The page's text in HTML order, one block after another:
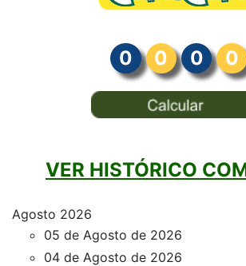
0 0 0 0
VER HISTÓRICO
Agosto 2026
05 de Agosto de 2026
04 de Agosto de 2026